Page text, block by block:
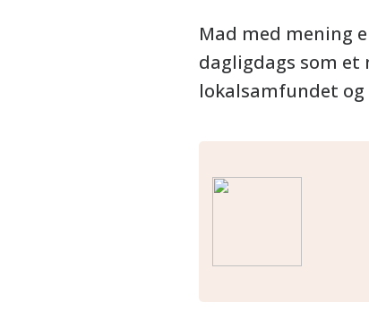
Mad med mening
dagligdags som
lokalsamfundet